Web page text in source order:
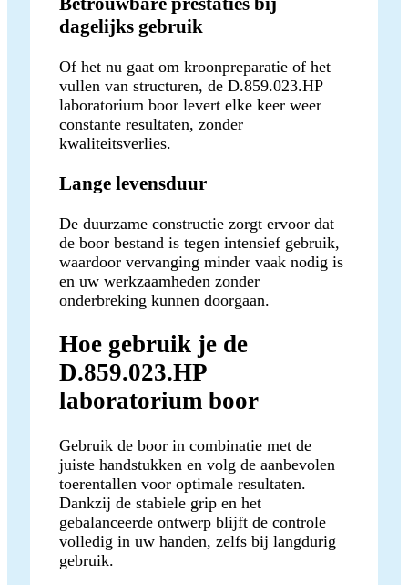
dagelijks gebruik
Of het nu gaat om kroonpreparatie of het
vullen van structuren, de D.859.023.HP
laboratorium boor levert elke keer weer
constante resultaten, zonder
kwaliteitsverlies.
Lange levensduur
De duurzame constructie zorgt ervoor dat
de boor bestand is tegen intensief gebruik,
waardoor vervanging minder vaak nodig is
en uw werkzaamheden zonder
onderbreking kunnen doorgaan.
Hoe gebruik je de
D.859.023.HP
laboratorium boor
Gebruik de boor in combinatie met de
juiste handstukken en volg de aanbevolen
toerentallen voor optimale resultaten.
Dankzij de stabiele grip en het
gebalanceerde ontwerp blijft de controle
volledig in uw handen, zelfs bij langdurig
gebruik.